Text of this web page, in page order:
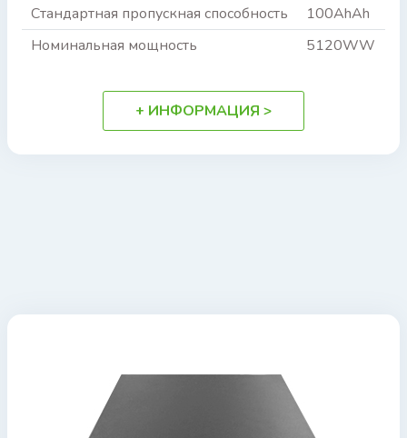
Стандартная пропускная способность
100AhAh
Номинальная мощность
5120WW
+ ИНФОРМАЦИЯ >